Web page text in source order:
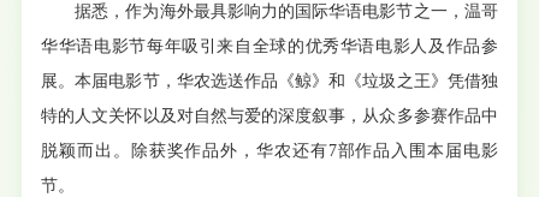
据悉，作为海外最具影响力的国际华语电影节之一，温哥
华华语电影节每年吸引来自全球的优秀华语电影人及作品参
展。本届电影节，华农选送作品《鲸》和《垃圾之王》凭借独
特的人文关怀以及对自然与爱的深度叙事，从众多参赛作品中
脱颖而出。除获奖作品外，华农还有7部作品入围本届电影
节。